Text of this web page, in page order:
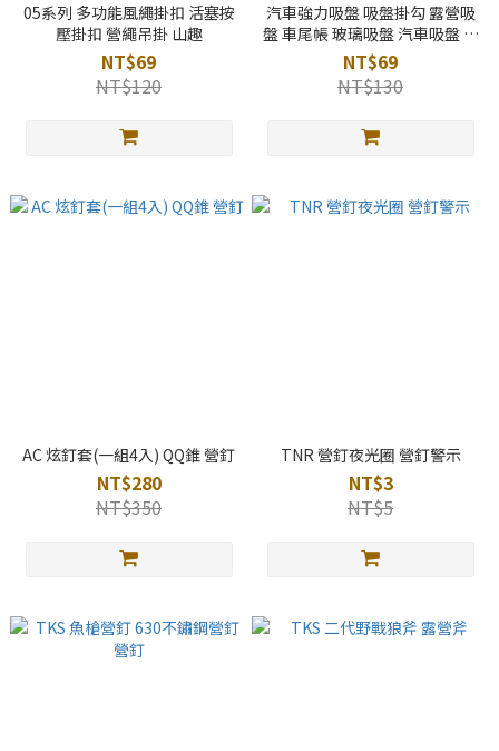
05系列 多功能風繩掛扣 活塞按
壓掛扣 營繩吊掛 山趣
NT$69
NT$120
汽車強力吸盤 吸盤掛勾 露營吸
盤 車尾帳 玻璃吸盤 汽車吸盤 車
邊帳吸盤
NT$69
NT$130
AC 炫釘套(一組4入) QQ錐 營釘
NT$280
NT$350
TNR 營釘夜光圈 營釘警示
NT$3
NT$5